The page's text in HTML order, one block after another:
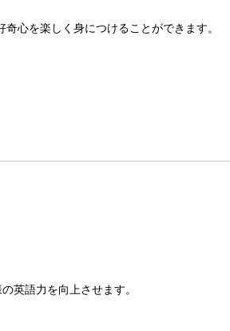
心を楽しく身につけることができます。
英語力を向上させます。